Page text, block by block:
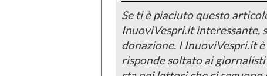
Se ti è piaciuto questo
InuoviVespri.it interessante,
donazione. I InuoviVespri.it
risponde soltato ai